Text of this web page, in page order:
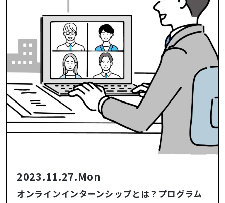
2023.11.27.Mon
オンラインインターンシップとは？プログラム